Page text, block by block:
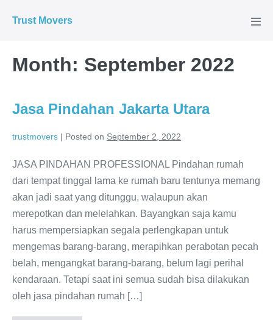
Trust Movers
Month: September 2022
Jasa Pindahan Jakarta Utara
trustmovers | Posted on September 2, 2022
JASA PINDAHAN PROFESSIONAL Pindahan rumah
dari tempat tinggal lama ke rumah baru tentunya memang
akan jadi saat yang ditunggu, walaupun akan
merepotkan dan melelahkan. Bayangkan saja kamu
harus mempersiapkan segala perlengkapan untuk
mengemas barang-barang, merapihkan perabotan pecah
belah, mengangkat barang-barang, belum lagi perihal
kendaraan. Tetapi saat ini semua sudah bisa dilakukan
oleh jasa pindahan rumah […]